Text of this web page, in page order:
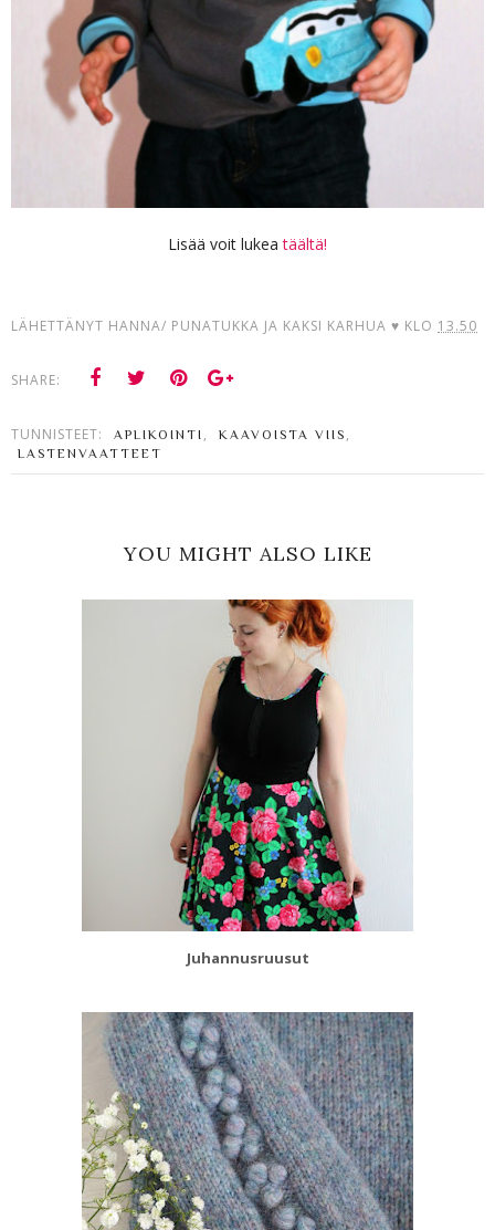
Lisää voit lukeatäältä!
LÄHETTÄNYT HANNA/ PUNATUKKA JA KAKSI KARHUA ♥ KLO 13.50
SHARE:
TUNNISTEET: APLIKOINTI , KAAVOISTA VIIS ,
LASTENVAATTEET
YOU MIGHT ALSO LIKE
Juhannusruusut